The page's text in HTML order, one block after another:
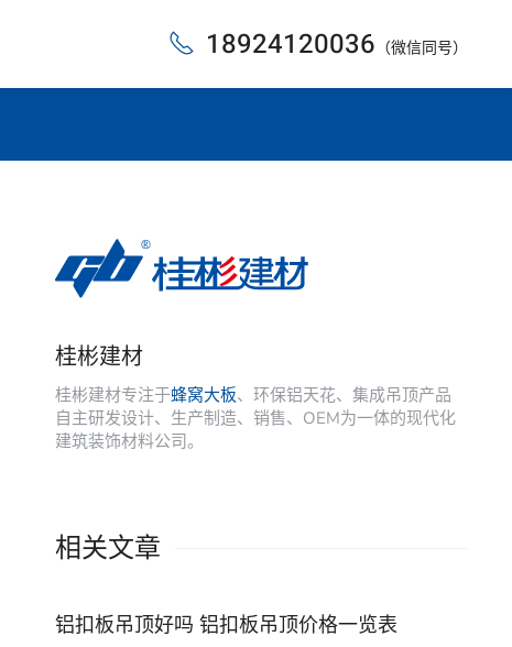
18924120036 （微信同号）
桂彬建材
桂彬建材专注于蜂窝大板、环保铝天花、集成吊顶产品
自主研发设计、生产制造、销售、OEM为一体的现代化
建筑装饰材料公司。
相关文章
铝扣板吊顶好吗 铝扣板吊顶价格一览表